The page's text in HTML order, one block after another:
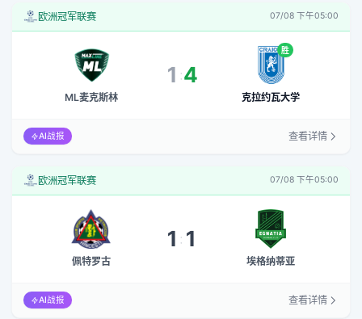
欧洲冠军联赛 07/08 下午05:00
ML麦克斯林
1 :4
胜
克拉约瓦大学
AI战报 查看详情
欧洲冠军联赛 07/08 下午05:00
佩特罗古
1 : 1
埃格纳蒂亚
AI战报 查看详情